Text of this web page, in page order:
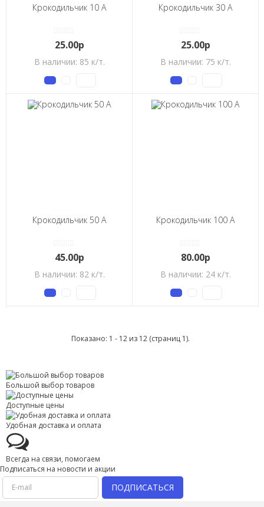
Крокодильчик 10 А
25.00р
В наличии: 85 к/т.
Крокодильчик 30 А
25.00р
В наличии: 75 к/т.
Крокодильчик 50 А
45.00р
В наличии: 82 к/т.
Крокодильчик 100 А
80.00р
В наличии: 24 к/т.
Показано: 1 - 12 из 12 (страниц 1).
Большой выбор товаров
Доступные цены
Удобная доставка и оплата
Всегда на связи, помогаем
Подписаться на новости и акции
ПОДПИСАТЬСЯ